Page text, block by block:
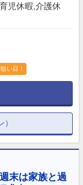
児休暇,介護休
い目！
末は家族と過